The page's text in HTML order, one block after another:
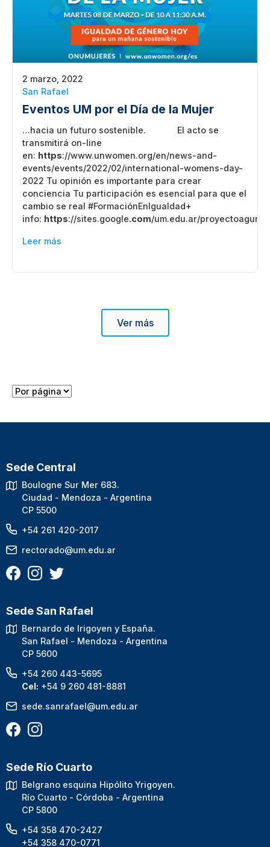
2 marzo, 2022
San Rafael
Eventos UM por el Día de la Mujer
…hacia un futuro sostenible. El acto se
transmitirá on-line
en: https://www.unwomen.org/en/news-and-
events/events/2022/02/international-womens-day-
2022 Tu opinión es importante para crear
conciencia Tu participación es esencial para que el
cambio se real #FormaciónEnIgualdad+
info: https://sites.google.com/um.edu.ar/
Leer más
Ver más
Sede Central
Boulogne Sur Mer 683.
Ciudad - Mendoza - Argentina
CP 5500
+54 261 420-2017
rectorado@um.edu.ar
Sede San Rafael
Bernardo de Irigoyen y España.
San Rafael - Mendoza - Argentina
CP 5600
+54 260 443-5695
Cel: +54 9 260 481-8881
sede.sanrafael@um.edu.ar
Sede Río Cuarto
Belgrano esquina Hipólito Yrigoyen.
Río Cuarto - Córdoba - Argentina
CP 5800
+54 358 470-2427
+54 358 470-0771